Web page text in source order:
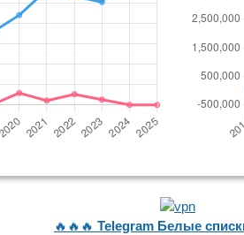
🔥🔥🔥 Telegram Белые